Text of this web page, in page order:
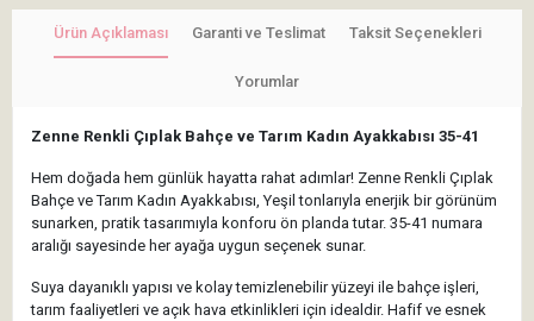
Ürün Açıklaması Garanti ve Teslimat Taksit Seçenekleri
Yorumlar
Zenne Renkli Çıplak Bahçe ve Tarım Kadın Ayakkabısı 35-41
Hem doğada hem günlük hayatta rahat adımlar! Zenne Renkli Çıplak
Bahçe ve Tarım Kadın Ayakkabısı, Yeşil tonlarıyla enerjik bir görünüm
sunarken, pratik tasarımıyla konforu ön planda tutar. 35-41 numara
aralığı sayesinde her ayağa uygun seçenek sunar.
Suya dayanıklı yapısı ve kolay temizlenebilir yüzeyi ile bahçe işleri,
tarım faaliyetleri ve açık hava etkinlikleri için idealdir. Hafif ve esnek